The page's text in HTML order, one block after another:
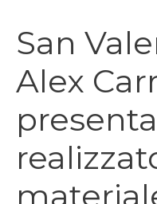
San
Alex